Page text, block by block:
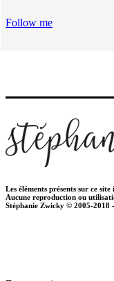
Follow me
Les éléments présents sur ce
Aucune reproduction ou
Stéphanie Zwicky © 2005-2018